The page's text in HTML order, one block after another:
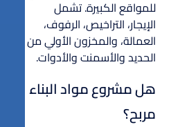
للمواقع الكبيرة. تشمل
الإيجار، التراخيص، الرفوف،
العمالة، والمخزون الأولي من
الحديد والأسمنت والأدوات.
هل مشروع مواد البناء
مربح؟